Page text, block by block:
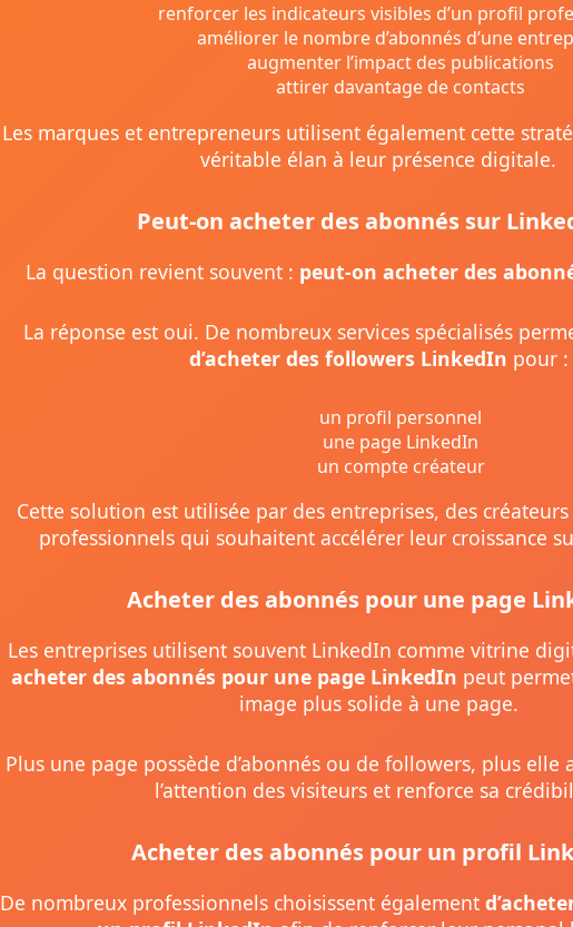
renforcer les indicateurs visibles d’un profil
améliorer le nombre d’abonnés d’une
augmenter l’impact des publications
attirer davantage de contacts
Les marques et entrepreneurs utilisent également cette
véritable élan à leur présence digitale.
Peut-on acheter des abonnés sur
La question revient souvent : peut-on acheter des
La réponse est oui. De nombreux services spécialisés
d’acheter des followers LinkedIn pour :
un profil personnel
une page LinkedIn
un compte créateur
Cette solution est utilisée par des entreprises, des
professionnels qui souhaitent accélérer leur croissance
Acheter des abonnés pour une page
Les entreprises utilisent souvent LinkedIn comme vitrine
acheter des abonnés pour une page LinkedIn peut
image plus solide à une page.
Plus une page possède d’abonnés ou de followers, plus
l’attention des visiteurs et renforce sa
Acheter des abonnés pour un profil
De nombreux professionnels choisissent également